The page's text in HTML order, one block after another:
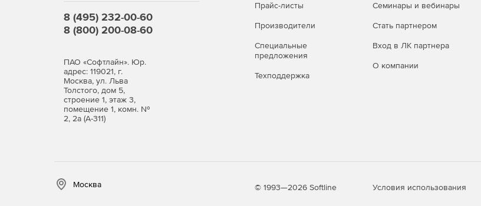
8 (495) 232-00-60
8 (800) 200-08-60
ПАО «Софтлайн». Юр.
адрес: 119021, г.
Москва, ул. Льва
Толстого, дом 5,
строение 1, этаж 3,
помещение 1, комн. №
2, 2а (А-311)
Прайс-листы
Производители
Специальные
предложения
Техподдержка
Семинары и вебинары
Стать партнером
Вход в ЛК партнера
О компании
Москва © 1993—2026 Softline Условия использования